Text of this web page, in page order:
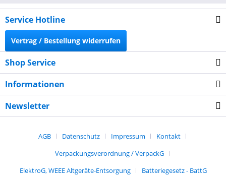
Service Hotline
Vertrag / Bestellung widerrufen
Shop Service
Informationen
Newsletter
AGB Datenschutz Impressum
Kontakt
Verpackungsverordnung / VerpackG
ElektroG, WEEE Altgeräte-Entsorgung
Batteriegesetz - BattG